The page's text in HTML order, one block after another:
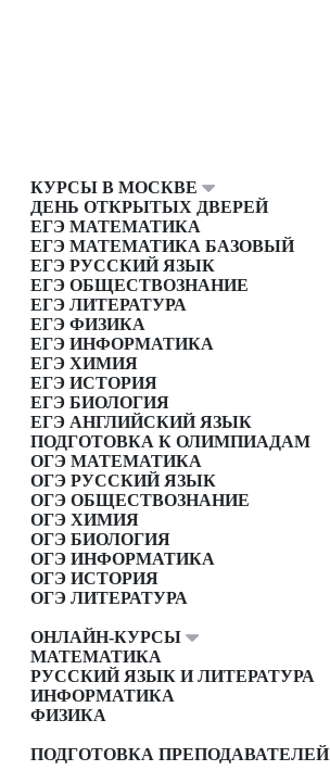
КУРСЫ В МОСКВЕ
ДЕНЬ ОТКРЫТЫХ ДВЕРЕЙ
ЕГЭ МАТЕМАТИКА
ЕГЭ МАТЕМАТИКА БАЗОВЫЙ
ЕГЭ РУССКИЙ ЯЗЫК
ЕГЭ ОБЩЕСТВОЗНАНИЕ
ЕГЭ ЛИТЕРАТУРА
ЕГЭ ФИЗИКА
ЕГЭ ИНФОРМАТИКА
ЕГЭ ХИМИЯ
ЕГЭ ИСТОРИЯ
ЕГЭ БИОЛОГИЯ
ЕГЭ АНГЛИЙСКИЙ ЯЗЫК
ПОДГОТОВКА К ОЛИМПИАДАМ
ОГЭ МАТЕМАТИКА
ОГЭ РУССКИЙ ЯЗЫК
ОГЭ ОБЩЕСТВОЗНАНИЕ
ОГЭ ХИМИЯ
ОГЭ БИОЛОГИЯ
ОГЭ ИНФОРМАТИКА
ОГЭ ИСТОРИЯ
ОГЭ ЛИТЕРАТУРА
ОНЛАЙН-КУРСЫ
МАТЕМАТИКА
РУССКИЙ ЯЗЫК И ЛИТЕРАТУРА
ИНФОРМАТИКА
ФИЗИКА
ПОДГОТОВКА ПРЕПОДАВАТЕЛЕЙ